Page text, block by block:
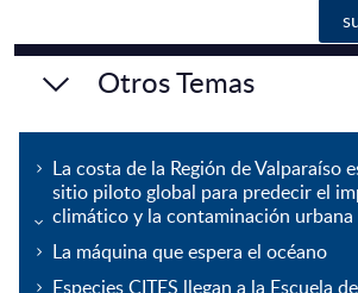
Otros Temas
La costa de la Región de Valparaíso
sitio piloto global para predecir el
climático y la contaminación urbana
La máquina que espera el océano
Especies CITES llegan a la Escuela